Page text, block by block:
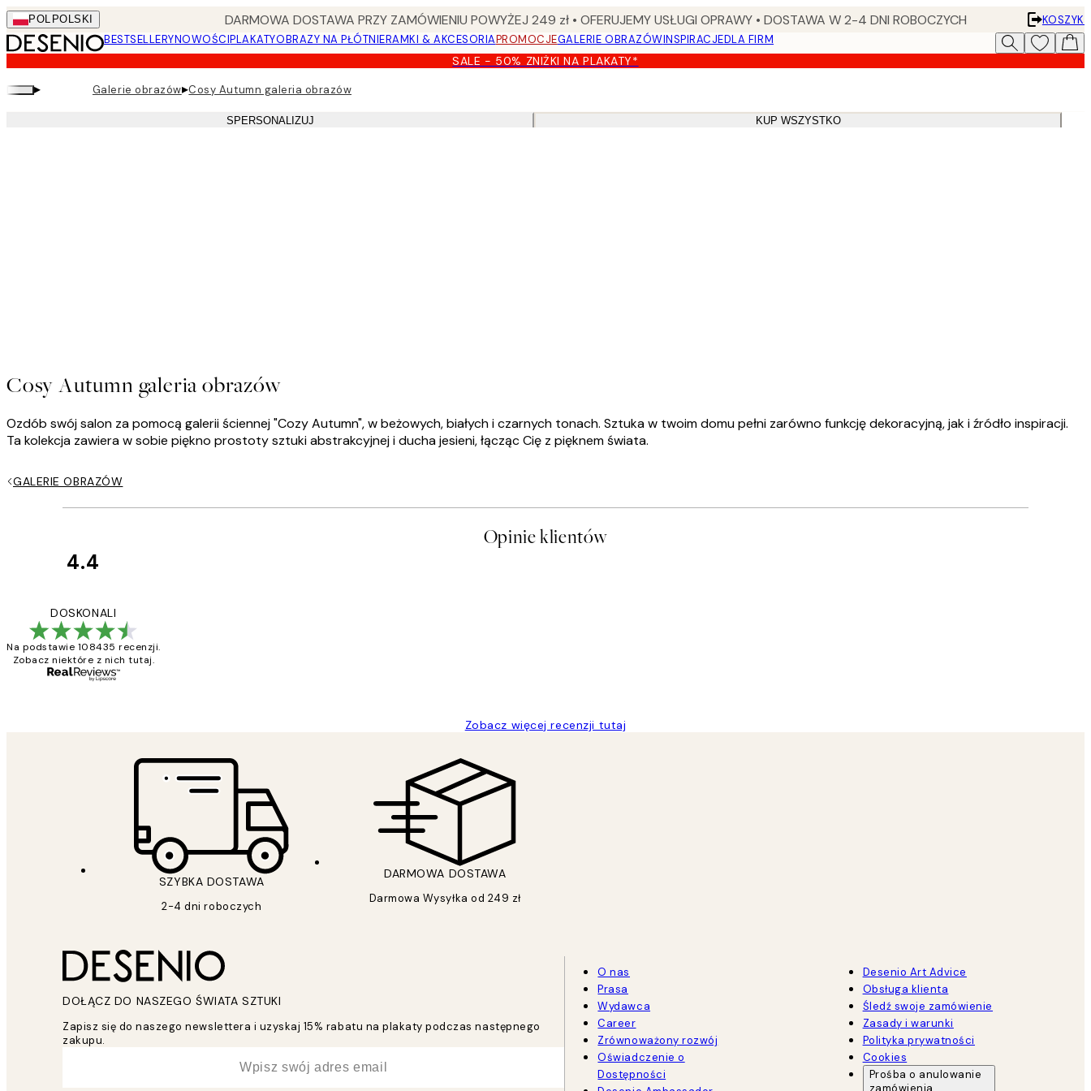
Skip
to
main
content.
POL POLSKI DARMOWA DOSTAWA PRZY ZAMÓWIENIU POWYŻEJ 249 zł • OFERUJEMY USŁUGI OPRAWY • DOSTAWA W 2-4 DNI ROBOCZYCH
KOSZYK
BESTSELLERYNOWOŚCIPLAKATYOBRAZY NA PŁÓTNIERAMKI & AKCESORIAPROMOCJEGALERIE OBRAZÓWINSPIRACJEDLA FIRM
SALE - 50% ZNIŻKI NA PLAKATY*
▸ Galerie obrazów▸Cosy Autumn galeria obrazów
SPERSONALIZUJ KUP WSZYSTKO
Cosy Autumn galeria obrazów
Ozdób swój salon za pomocą galerii ściennej "Cozy Autumn", w beżowych, białych i czarnych tonach. Sztuka w twoim domu pełni zarówno funkcję dekoracyjną, jak i źródło inspiracji.
Ta kolekcja zawiera w sobie piękno prostoty sztuki abstrakcyjnej i ducha jesieni, łącząc Cię z pięknem świata.
GALERIE OBRAZÓW
Opinie klientów
4.4
DOSKONALI
Na podstawie 108435 recenzji.
Zobacz niektóre z nich tutaj.
Zobacz więcej recenzji tutaj
SZYBKA DOSTAWA
2-4 dni roboczych
DARMOWA DOSTAWA
Darmowa Wysyłka od 249 zł
DOŁĄCZ DO NASZEGO ŚWIATA SZTUKI
Zapisz się do naszego newslettera i uzyskaj 15% rabatu na plakaty podczas następnego
zakupu.
O nas
Prasa
Wydawca
Career
Zrównoważony rozwój
Oświadczenie o
Dostępności
Desenio Art Advice
Obsługa klienta
Śledź swoje zamówienie
Zasady i warunki
Polityka prywatności
Cookies
Prośba o anulowanie
zamówienia